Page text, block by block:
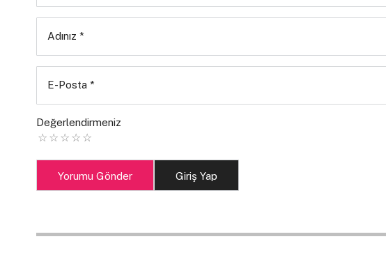
Adınız *
E-Posta *
Değerlendirmeniz
Yorumu Gönder Giriş Yap